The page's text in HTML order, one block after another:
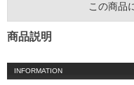
この商品
商品説明
INFORMATION